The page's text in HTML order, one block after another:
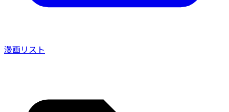
漫画リスト